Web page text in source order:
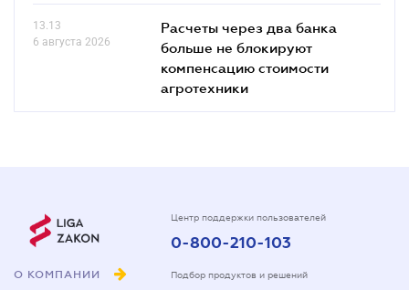
13.13
6 августа 2026
Расчеты через два банка
больше не блокируют
компенсацию стоимости
агротехники
О КОМПАНИИ
Центр поддержки пользователей
0-800-210-103
Подбор продуктов и решений